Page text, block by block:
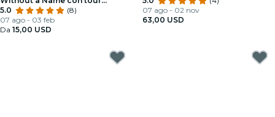
guidato della grotta
5.0
(8)
07 ago - 03 feb
Da 15,00 USD
07 ago - 02 nov
63,00 USD